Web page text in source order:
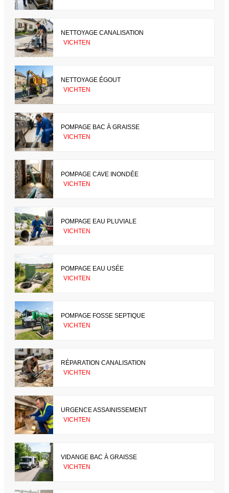
NETTOYAGE CANALISATION
VICHTEN
NETTOYAGE ÉGOUT
VICHTEN
POMPAGE BAC À GRAISSE
VICHTEN
POMPAGE CAVE INONDÉE
VICHTEN
POMPAGE EAU PLUVIALE
VICHTEN
POMPAGE EAU USÉE
VICHTEN
POMPAGE FOSSE SEPTIQUE
VICHTEN
RÉPARATION CANALISATION
VICHTEN
URGENCE ASSAINISSEMENT
VICHTEN
VIDANGE BAC À GRAISSE
VICHTEN